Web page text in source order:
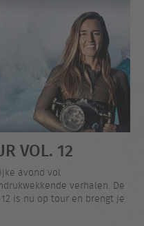
VOL. 12
avond vol
verhalen. De
is nu op tour en brengt je